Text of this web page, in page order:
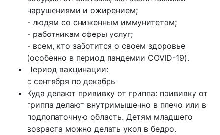
нарушениями и ожирением;
- людям со сниженным иммунитетом;
- работникам сферы услуг;
- всем, кто заботится о своем здоровье
(особенно в период пандемии COVID-19).
Период вакцинации:
с сентября по декабрь
Куда делают прививку от гриппа: прививку от
гриппа делают внутримышечно в плечо или в
подлопаточную область. Детям младшего
возраста можно делать укол в бедро.